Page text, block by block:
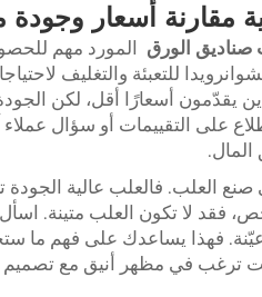
مقارنة أسعار
صناديق الورق
المورد مهم
للتعبئة والتغليف
يقدّمون أسعارًا أقل، لكن
على التقييمات أو سؤال
المال.
العلب. فالعلب عالية
فقد لا تكون العلب متينة.
عيّنة. فهذا يساعدك على فهم ما
كنت ترغب في مظهر أنيق مع